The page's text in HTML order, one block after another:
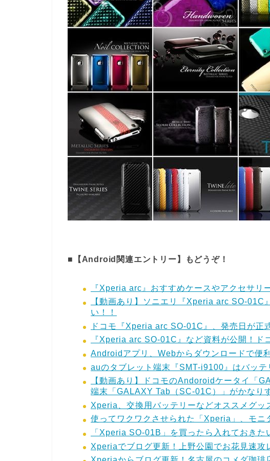
■【Android関連エントリー】もどうぞ！
『Xperia arc』おすすめケースやアクセサリ
【動画あり】ソニエリ『Xperia arc SO-01C
い！！
ドコモ『Xperia arc SO-01C』、発売日が正
『Xperia arc SO-01C』など資料が公開！ド
Androidアプリ、Webからダウンロードで便
auのタブレット端末『SMT-i9100』はバッテ
【動画あり】ドコモのAndoroidケータイ「
端末「GALAXY Tab（SC-01C）」がかなり
Xperia、交換用バッテリーなどオススメグッ
使ってワクワクさせられた「Xperia」、モニ
「Xperia SO-01B」を買ったら入れておきた
Xperiaでブログ更新！上野公園でお花見速攻